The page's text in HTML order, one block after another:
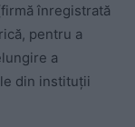
înregistrată
pentru a
a
din instituții